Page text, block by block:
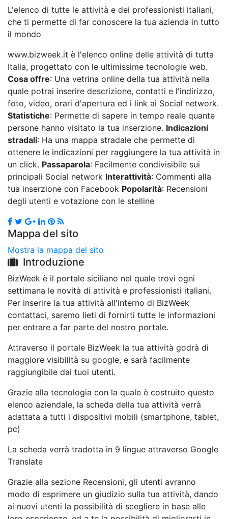
L'elenco di tutte le attività e dei professionisti italiani,
che ti permette di far conoscere la tua azienda in tutto
il mondo
www.bizweek.it è l'elenco online delle attività di tutta
Italia, progettato con le ultimissime tecnologie web.
Cosa offre: Una vetrina online della tua attività nella
quale potrai inserire descrizione, contatti e l'indirizzo,
foto, video, orari d'apertura ed i link ai Social network.
Statistiche: Permette di sapere in tempo reale quante
persone hanno visitato la tua inserzione. Indicazioni
stradali: Ha una mappa stradale che permette di
ottenere le indicazioni per raggiungere la tua attività in
un click. Passaparola: Facilmente condivisibile sui
principali Social network Interattività: Commenti alla
tua inserzione con Facebook Popolarità: Recensioni
degli utenti e votazione con le stelline
Mappa del sito
Mostra la mappa del sito
Introduzione
BizWeek è il portale siciliano nel quale trovi ogni
settimana le novità di attività e professionisti italiani.
Per inserire la tua attività all'interno di BizWeek
contattaci, saremo lieti di fornirti tutte le informazioni
per entrare a far parte del nostro portale.
Attraverso il portale BizWeek la tua attività godrà di
maggiore visibilità su google, e sarà facilmente
raggiungibile dai tuoi utenti.
Grazie alla tecnologia con la quale è costruito questo
elenco aziendale, la scheda della tua attività verrà
adattata a tutti i dispositivi mobili (smartphone, tablet,
pc)
La scheda verrà tradotta in 9 lingue attraverso Google
Translate
Grazie alla sezione Recensioni, gli utenti avranno
modo di esprimere un giudizio sulla tua attività, dando
ai nuovi utenti la possibilità di scegliere in base alle